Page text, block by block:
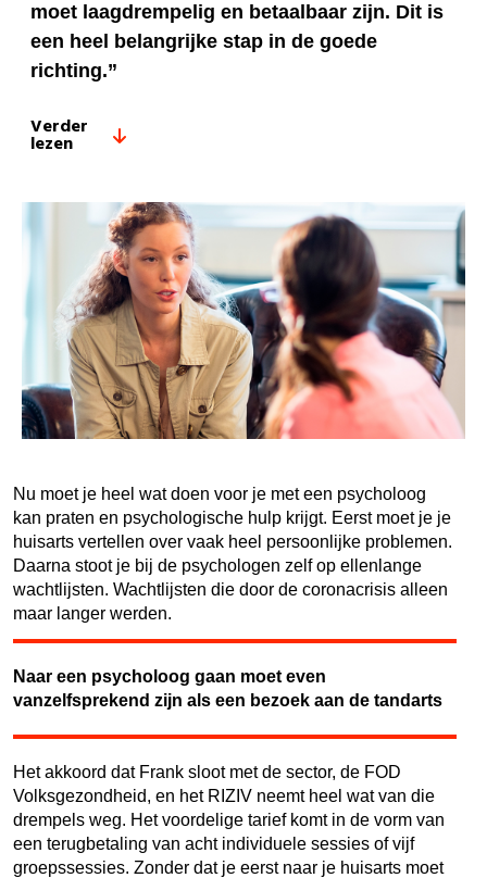
moet laagdrempelig en betaalbaar zijn. Dit is
een heel belangrijke stap in de goede
richting.”
Verder
lezen
Nu moet je heel wat doen voor je met een psycholoog
kan praten en psychologische hulp krijgt. Eerst moet je je
huisarts vertellen over vaak heel persoonlijke problemen.
Daarna stoot je bij de psychologen zelf op ellenlange
wachtlijsten. Wachtlijsten die door de coronacrisis alleen
maar langer werden.
Naar een psycholoog gaan moet even
vanzelfsprekend zijn als een bezoek aan de tandarts
Het akkoord dat Frank sloot met de sector, de FOD
Volksgezondheid, en het RIZIV neemt heel wat van die
drempels weg. Het voordelige tarief komt in de vorm van
een terugbetaling van acht individuele sessies of vijf
groepssessies. Zonder dat je eerst naar je huisarts moet